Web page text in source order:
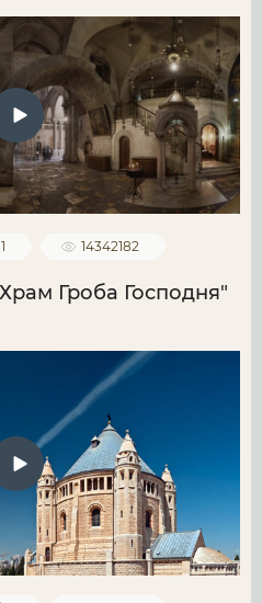
1 14342182
Гроба Господня"